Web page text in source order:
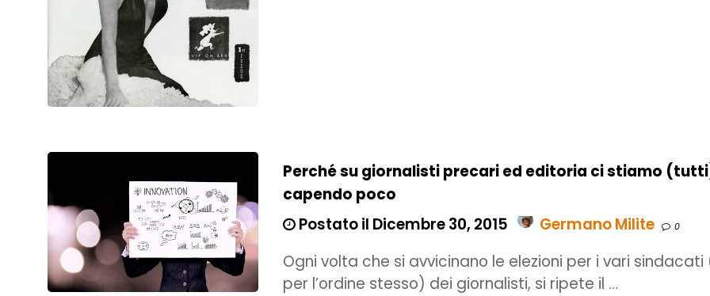
Perché su giornalisti precari ed editoria ci stiamo
capendo poco
Postato il Dicembre 30, 2015
Germano Milite 0
Ogni volta che si avvicinano le elezioni per i vari sindacati
per l’ordine stesso) dei giornalisti, si ripete il …